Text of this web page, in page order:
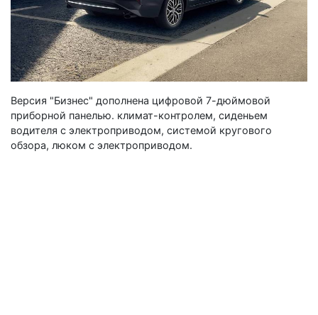
Версия "Бизнес" дополнена цифровой 7-дюймовой
приборной панелью. климат-контролем, сиденьем
водителя с электроприводом, системой кругового
обзора, люком с электроприводом.